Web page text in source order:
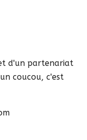
d'un partenariat
coucou, c'est